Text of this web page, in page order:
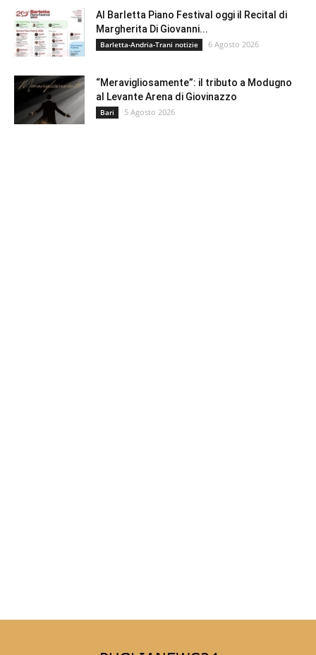
Al Barletta Piano Festival oggi il Recital di
Margherita Di Giovanni...
Barletta-Andria-Trani notizie 6 Agosto 2026
“Meravigliosamente”: il tributo a Modugno
al Levante Arena di Giovinazzo
Bari 5 Agosto 2026